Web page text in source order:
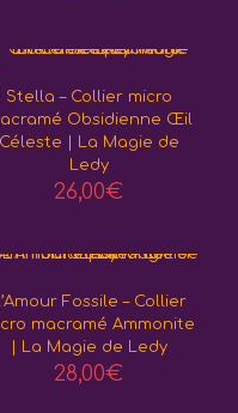
Stella – Collier micro
Obsidienne Œil
Céleste | La Magie de
Ledy
26,00€
Fossile – Collier
macramé Ammonite
| La Magie de Ledy
28,00€